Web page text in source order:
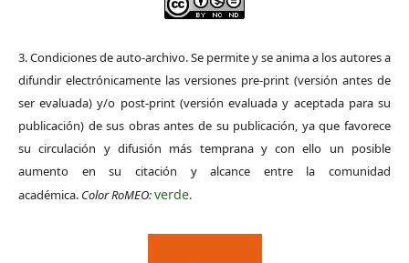
3. Condiciones de auto-archivo. Se permite y se anima a los autores a
difundir electrónicamente las versiones pre-print (versión antes de
ser evaluada) y/o post-print (versión evaluada y aceptada para su
publicación) de sus obras antes de su publicación, ya que favorece
su circulación y difusión más temprana y con ello un posible
aumento en su citación y alcance entre la comunidad
académica. Color RoMEO:verde.